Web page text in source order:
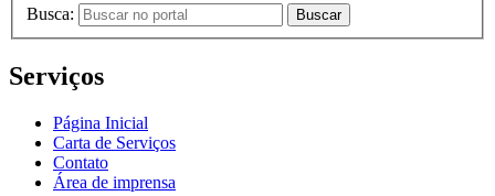
Busca: Buscar
Serviços
Página Inicial
Carta de Serviços
Contato
Área de imprensa